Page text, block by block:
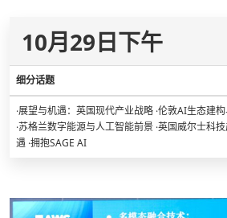
10月29日下午
细分话题
·展望与机遇：英国现代产业战略 ·伦敦AI生态建
·苏格兰数字能源与人工智能前景 ·英国威尔士科
遇 ·拥抱SAGE AI